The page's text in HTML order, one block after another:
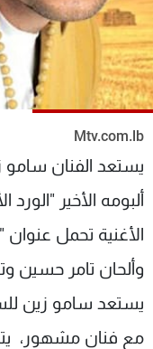
Mtv.com.lb
يستعد الفنان سامو
ألبومه الأخير
الأغنية تحمل
وألحان تامر حسين
يستعد سامو زين
مع فنان مشهور،
كأس العالم
البرامج
جدول البرامج
الترددات
عن MTV
لاعلاناتكم